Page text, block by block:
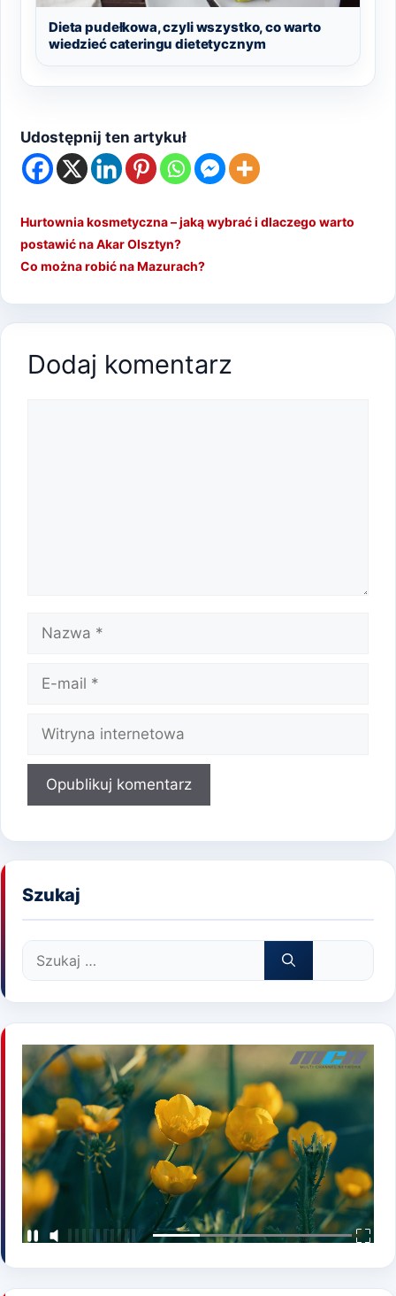
Dieta pudełkowa, czyli wszystko, co warto
wiedzieć cateringu dietetycznym
Udostępnij ten artykuł
Hurtownia kosmetyczna – jaką wybrać i dlaczego warto
postawić na Akar Olsztyn?
Co można robić na Mazurach?
Dodaj komentarz
Nazwa
Witryna
Szukaj
Szukaj: